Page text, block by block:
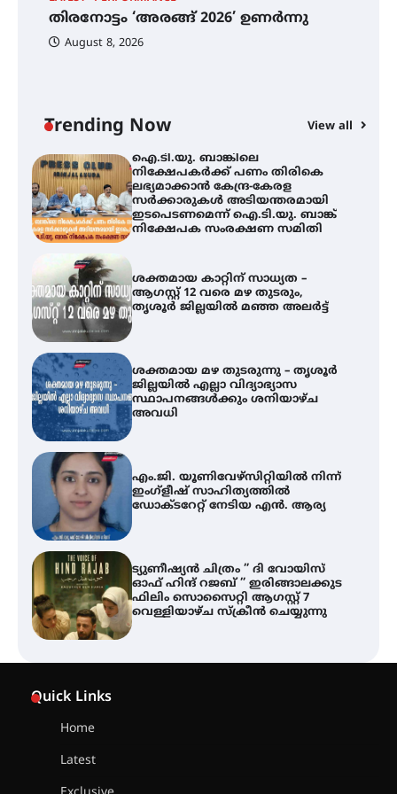
തിരനോട്ടം ‘അരങ്ങ് 2026’ ഉണർന്നു
August 8, 2026
Trending Now View all
വെള്ളിയാഴ്ച സ്‌ക്രീൻ ചെയ്യുന്നു
ഐ.ടി.യു. ബാങ്കിലെ
നിക്ഷേപകർക്ക് പണം തിരികെ
ലഭ്യമാക്കാൻ കേന്ദ്ര-കേരള
സർക്കാരുകൾ അടിയന്തരമായി
ഇടപെടണമെന്ന് ഐ.ടി.യു. ബാങ്ക്
നിക്ഷേപക സംരക്ഷണ സമിതി
ശക്തമായ കാറ്റിന് സാധ്യത –
ആഗസ്റ്റ് 12 വരെ മഴ തുടരും,
തൃശൂർ ജില്ലയിൽ മഞ്ഞ അലർട്ട്
ശക്തമായ മഴ തുടരുന്നു – തൃശൂർ
ജില്ലയിൽ എല്ലാ വിദ്യാഭ്യാസ
സ്ഥാപനങ്ങൾക്കും ശനിയാഴ്ച
അവധി
എം.ജി. യൂണിവേഴ്‌സിറ്റിയിൽ നിന്ന്
ഇംഗ്ളീഷ് സാഹിത്യത്തിൽ
ഡോക്ടറേറ്റ് നേടിയ എൻ. ആര്യ
ട്യുണീഷ്യൻ ചിത്രം ” ദി വോയിസ്
ഓഫ് ഹിന്ദ് റജബ് ” ഇരിങ്ങാലക്കുട
ഫിലിം സൊസൈറ്റി ആഗസ്റ്റ് 7
വെള്ളിയാഴ്ച സ്‌ക്രീൻ ചെയ്യുന്നു
Quick Links
Home
Latest